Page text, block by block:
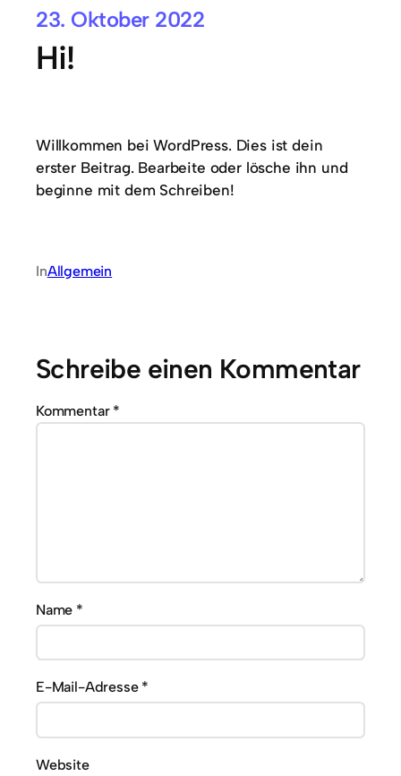
23. Oktober 2022
Hi!
Willkommen bei WordPress. Dies ist dein
erster Beitrag. Bearbeite oder lösche ihn und
beginne mit dem Schreiben!
InAllgemein
Schreibe einen Kommentar
Kommentar *
Name *
E-Mail-Adresse *
Website